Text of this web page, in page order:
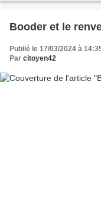
Booder et le
Publié le 17/03/2024 à
Par citoyen42